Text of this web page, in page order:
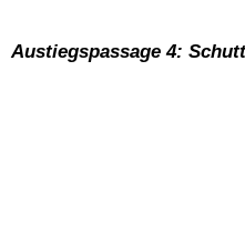
Austiegspassage 4: